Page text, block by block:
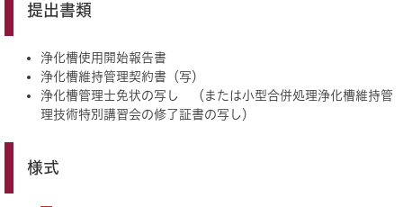
提出書類
浄化槽使用開始報告書
浄化槽維持管理契約書（写）
浄化槽管理士免状の写し （または小型合併処理浄化槽維持管
理技術特別講習会の修了証書の写し）
様式